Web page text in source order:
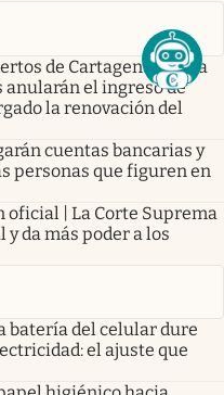
de Cartagena, Santa
anularán el ingreso de
la renovación del
cuentas bancarias y
personas que figuren en
oficial | La Corte Suprema
da más poder a los
batería del celular dure
el ajuste que